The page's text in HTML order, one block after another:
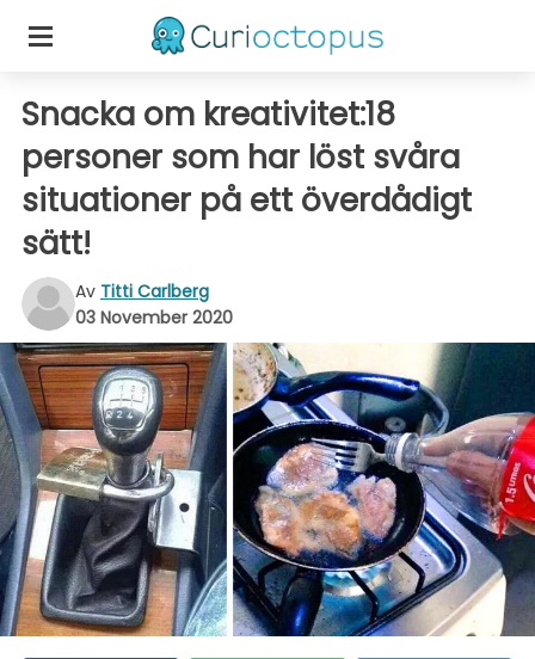
Snacka om kreativitet:18
personer som har löst svåra
situationer på ett överdådigt
sätt!
Av Titti Carlberg
03 November 2020